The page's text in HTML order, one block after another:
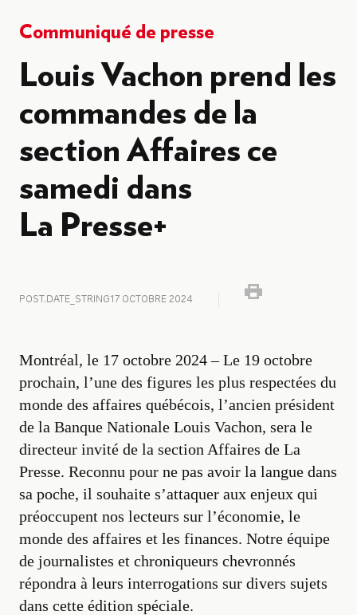
Communiqué de presse
Louis Vachon prend les
commandes de la
section Affaires ce
samedi dans
La Presse+
POST.DATE_STRING17 OCTOBRE 2024
Montréal, le 17 octobre 2024 – Le 19 octobre
prochain, l’une des figures les plus respectées du
monde des affaires québécois, l’ancien président
de la Banque Nationale Louis Vachon, sera le
directeur invité de la section Affaires de La
Presse. Reconnu pour ne pas avoir la langue dans
sa poche, il souhaite s’attaquer aux enjeux qui
préoccupent nos lecteurs sur l’économie, le
monde des affaires et les finances. Notre équipe
de journalistes et chroniqueurs chevronnés
répondra à leurs interrogations sur divers sujets
dans cette édition spéciale.